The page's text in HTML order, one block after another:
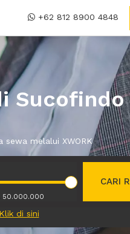
+62 812 8900 4848
Sucofindo
melalui XWORK
50.000.000
CARI
Klik di sini